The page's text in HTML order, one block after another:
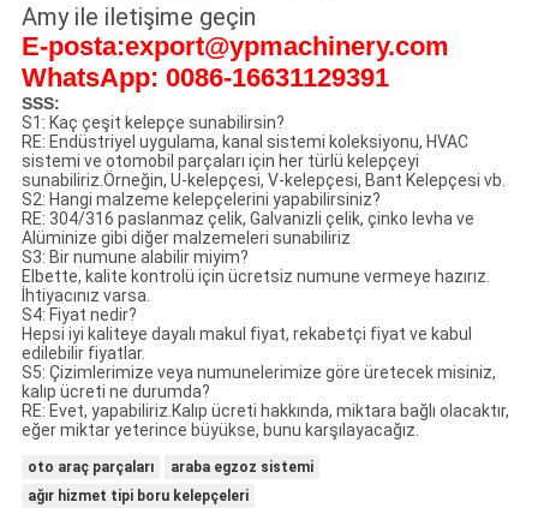
Amy ile iletişime geçin
E-posta:export@ypmachinery.com
WhatsApp: 0086-16631129391
SSS:
S1: Kaç çeşit kelepçe sunabilirsin?
RE: Endüstriyel uygulama, kanal sistemi koleksiyonu, HVAC
sistemi ve otomobil parçaları için her türlü kelepçeyi
sunabiliriz.Örneğin, U-kelepçesi, V-kelepçesi, Bant Kelepçesi vb.
S2: Hangi malzeme kelepçelerini yapabilirsiniz?
RE: 304/316 paslanmaz çelik, Galvanizli çelik, çinko levha ve
Alüminize gibi diğer malzemeleri sunabiliriz
S3: Bir numune alabilir miyim?
Elbette, kalite kontrolü için ücretsiz numune vermeye hazırız.
İhtiyacınız varsa.
S4: Fiyat nedir?
Hepsi iyi kaliteye dayalı makul fiyat, rekabetçi fiyat ve kabul
edilebilir fiyatlar.
S5: Çizimlerimize veya numunelerimize göre üretecek misiniz,
kalıp ücreti ne durumda?
RE: Evet, yapabiliriz.Kalıp ücreti hakkında, miktara bağlı olacaktır,
eğer miktar yeterince büyükse, bunu karşılayacağız.
oto araç parçaları
araba egzoz sistemi
ağır hizmet tipi boru kelepçeleri